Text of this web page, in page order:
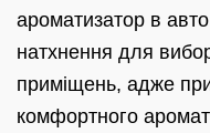
ароматизатор в
натхнення для
приміщень, адже
комфортного